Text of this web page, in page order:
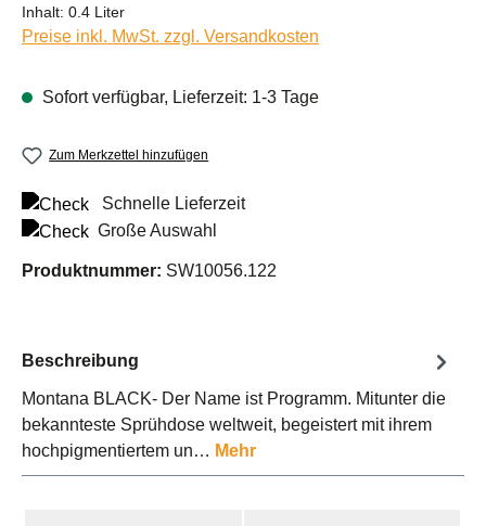
Inhalt: 0.4 Liter
Preise inkl. MwSt. zzgl. Versandkosten
Sofort verfügbar, Lieferzeit: 1-3 Tage
Zum Merkzettel hinzufügen
Schnelle Lieferzeit
Große Auswahl
Produktnummer: SW10056.122
Beschreibung
Montana BLACK- Der Name ist Programm. Mitunter die
bekannteste Sprühdose weltweit, begeistert mit ihrem
hochpigmentiertem un… Mehr